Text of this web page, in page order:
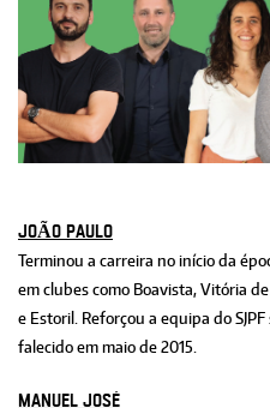
JOÃO PAULO
Terminou a carreira no início da
em clubes como Boavista, Vitória
e Estoril. Reforçou a equipa do
falecido em maio de 2015.
MANUEL JOSÉ